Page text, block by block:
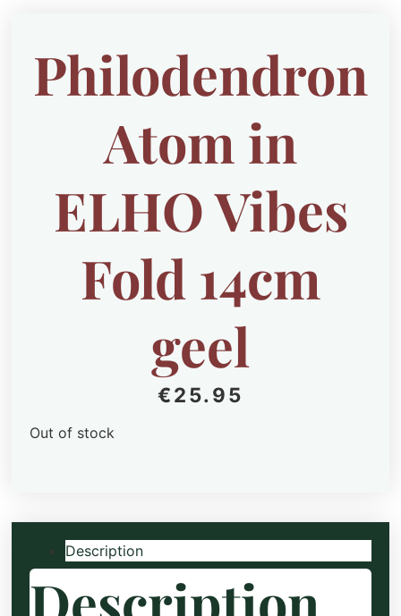
Philodendron
Atom in
ELHO Vibes
Fold 14cm
geel
€25.95
Out of stock
Description